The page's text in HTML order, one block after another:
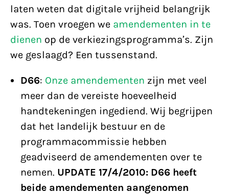
laten weten dat digitale vrijheid belangrijk
was. Toen vroegen we amendementen in te
dienen op de verkiezingsprogramma’s. Zijn
we geslaagd? Een tussenstand.
D66: Onze amendementen zijn met veel
meer dan de vereiste hoeveelheid
handtekeningen ingediend. Wij begrijpen
dat het landelijk bestuur en de
programmacommissie hebben
geadviseerd de amendementen over te
nemen. UPDATE 17/4/2010: D66 heeft
beide amendementen aangenomen